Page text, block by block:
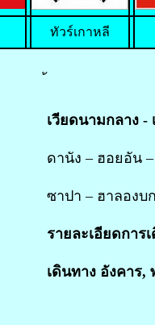
ทัวร์เกาหลี
เวียดนามกลาง
ดานัง – ฮอยอัน
ซาปา – ฮาลองบ
รายละเอียดการ
เดินทาง อังคาร,